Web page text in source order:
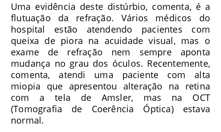
Uma evidência deste distúrbio, comenta, é a
flutuação da refração. Vários médicos do
hospital estão atendendo pacientes com
queixa de piora na acuidade visual, mas o
exame de refração nem sempre aponta
mudança no grau dos óculos. Recentemente,
comenta, atendi uma paciente com alta
miopia que apresentou alteração na retina
com a tela de Amsler, mas na OCT
(Tomografia de Coerência Óptica) estava
normal.